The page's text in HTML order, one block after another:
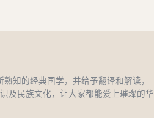
知的经典国学，并给予翻译和解读，
及民族文化，让大家都能爱上璀璨的华